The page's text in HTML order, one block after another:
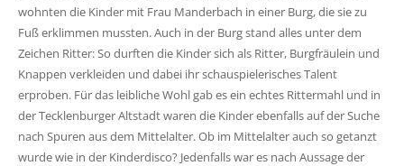
wohnten die Kinder mit Frau Manderbach in einer Burg, die sie zu
Fuß erklimmen mussten. Auch in der Burg stand alles unter dem
Zeichen Ritter: So durften die Kinder sich als Ritter, Burgfräulein und
Knappen verkleiden und dabei ihr schauspielerisches Talent
erproben. Für das leibliche Wohl gab es ein echtes Rittermahl und in
der Tecklenburger Altstadt waren die Kinder ebenfalls auf der Suche
nach Spuren aus dem Mittelalter. Ob im Mittelalter auch so getanzt
wurde wie in der Kinderdisco? Jedenfalls war es nach Aussage der